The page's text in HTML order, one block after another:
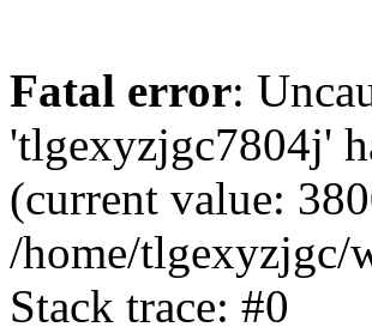
Fatal error:
'tlgexyzjgc7804j'
(current value:
/home/tlgexyzjgc/
Stack trace: #0